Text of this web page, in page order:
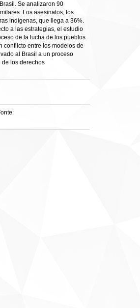
Se analizaron 90
Los asesinatos, los
indígenas, que llega a 36%.
a las estrategias, el estudio
de la lucha de los pueblos
conflicto entre los modelos de
al Brasil a un proceso
de los derechos